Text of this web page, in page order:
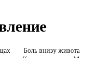
Боль внизу живота